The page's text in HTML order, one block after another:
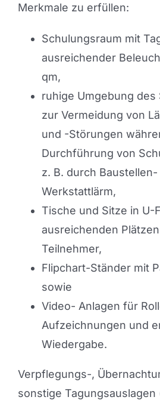
Merkmale zu erfüllen:
Schulungsraum mit
ausreichender
qm,
ruhige Umgebung des
zur Vermeidung von
und -Störungen
Durchführung von
z. B. durch
Werkstattlärm,
Tische und Sitze in U-
ausreichenden
Teilnehmer,
Flipchart-Ständer mit
sowie
Video- Anlagen für
Aufzeichnungen und
Wiedergabe.
Verpflegungs-,
sonstige Tagungsauslagen